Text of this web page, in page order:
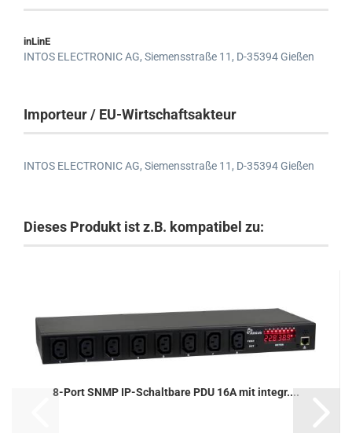
inLinE
INTOS ELECTRONIC AG, Siemensstraße 11, D-35394 Gießen
Importeur / EU-Wirtschaftsakteur
INTOS ELECTRONIC AG, Siemensstraße 11, D-35394 Gießen
Dieses Produkt ist z.B. kompatibel zu:
8-Port SNMP IP-Schaltbare PDU 16A mit integr....